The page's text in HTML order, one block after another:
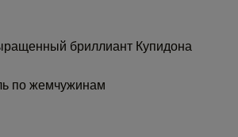
бриллиант Купидона
по жемчужинам